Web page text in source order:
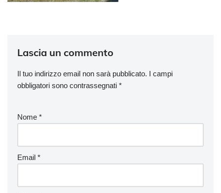
Lascia un commento
Il tuo indirizzo email non sarà pubblicato. I campi
obbligatori sono contrassegnati *
Nome *
Email *